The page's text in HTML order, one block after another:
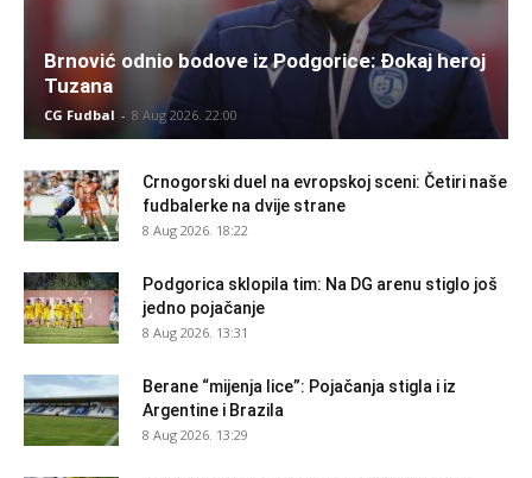
Brnović odnio bodove iz Podgorice: Đokaj heroj
Tuzana
CG Fudbal - 8 Aug 2026. 22:00
Crnogorski duel na evropskoj sceni: Četiri naše
fudbalerke na dvije strane
8 Aug 2026. 18:22
Podgorica sklopila tim: Na DG arenu stiglo još
jedno pojačanje
8 Aug 2026. 13:31
Berane “mijenja lice”: Pojačanja stigla i iz
Argentine i Brazila
8 Aug 2026. 13:29